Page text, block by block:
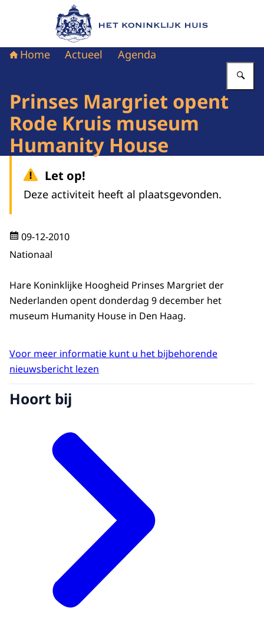
Naar de homepage van Het Koninklijk Huis
Home Actueel Agenda
Prinses Margriet opent
Rode Kruis museum
Humanity House
Let op!
Deze activiteit heeft al plaatsgevonden.
09-12-2010
Nationaal
Hare Koninklijke Hoogheid Prinses Margriet der
Nederlanden opent donderdag 9 december het
museum Humanity House in Den Haag.
Voor meer informatie kunt u het bijbehorende
nieuwsbericht lezen
Hoort bij